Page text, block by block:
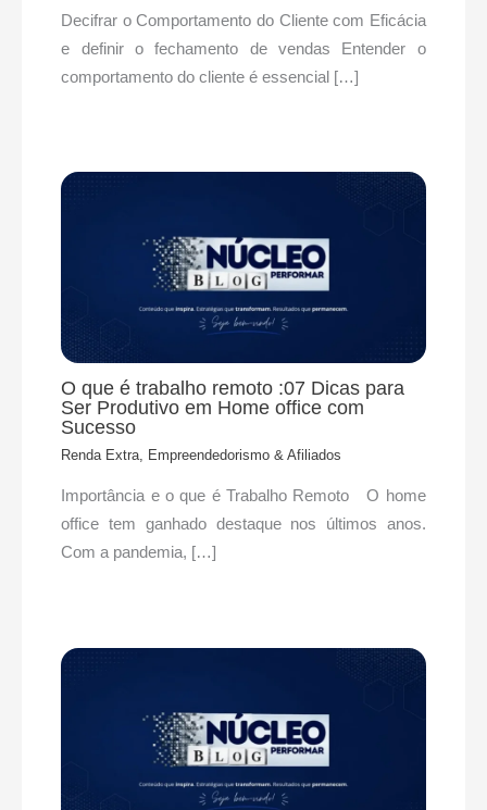
Decifrar o Comportamento do Cliente com Eficácia
e definir o fechamento de vendas Entender o
comportamento do cliente é essencial […]
O que é trabalho remoto :07 Dicas para
Ser Produtivo em Home office com
Sucesso
Renda Extra, Empreendedorismo & Afiliados
Importância e o que é Trabalho Remoto O home
office tem ganhado destaque nos últimos anos.
Com a pandemia, […]